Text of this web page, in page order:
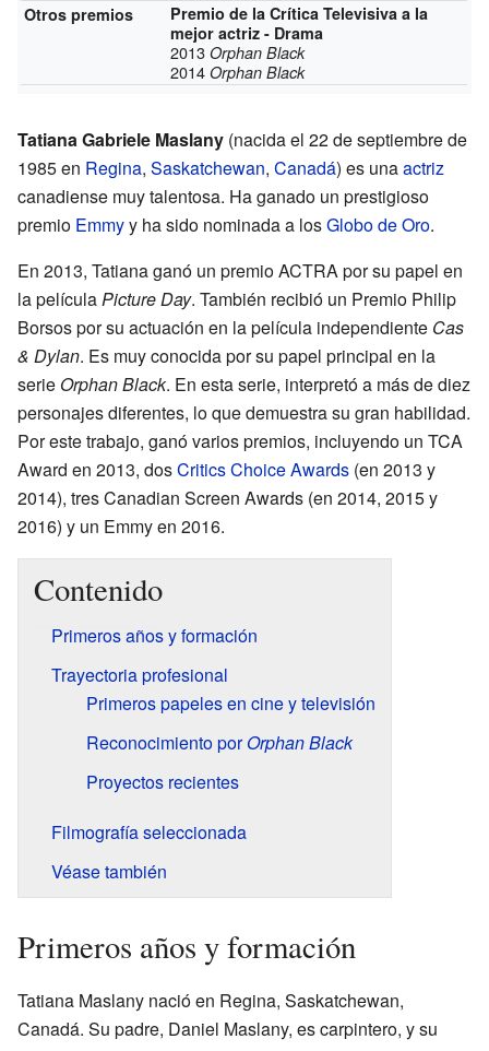
Otros premios
Premio de la Crítica Televisiva a la
mejor actriz - Drama
2013Orphan Black
2014Orphan Black
Tatiana Gabriele Maslany (nacida el 22 de septiembre de
1985 en Regina, Saskatchewan, Canadá) es unaactriz
canadiense muy talentosa. Ha ganado un prestigioso
premio Emmyy ha sido nominada a losGlobo de Oro.
En 2013, Tatiana ganó un premio ACTRA por su papel en
la películaPicture Day. También recibió un Premio Philip
Borsos por su actuación en la película independiente Cas
& Dylan. Es muy conocida por su papel principal en la
serie Orphan Black. En esta serie, interpretó a más de diez
personajes diferentes, lo que demuestra su gran habilidad.
Por este trabajo, ganó varios premios, incluyendo un TCA
Award en 2013, dosCritics Choice Awards (en 2013 y
2014), tres Canadian Screen Awards (en 2014, 2015 y
2016) y un Emmy en 2016.
Contenido
Primeros años y formación
Trayectoria profesional
Primeros papeles en cine y televisión
Reconocimiento porOrphan Black
Proyectos recientes
Filmografía seleccionada
Véase también
Primeros años y formación
Tatiana Maslany nació en Regina, Saskatchewan,
Canadá. Su padre, Daniel Maslany, es carpintero, y su